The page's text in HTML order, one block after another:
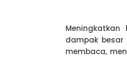
dampak besar
membaca,